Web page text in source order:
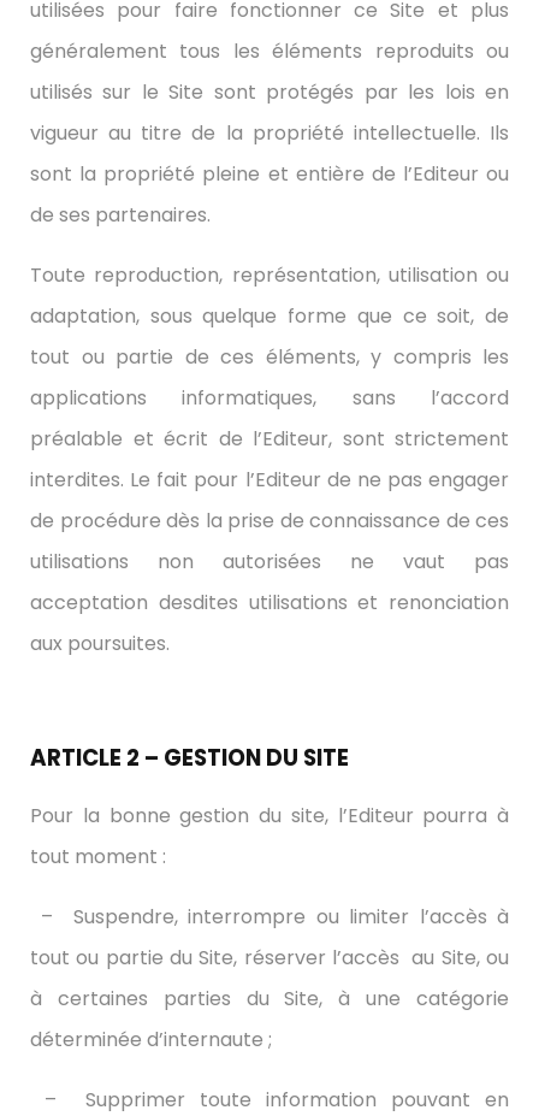
utilisées pour faire fonctionner ce Site et plus
généralement tous les éléments reproduits ou
utilisés sur le Site sont protégés par les lois en
vigueur au titre de la propriété intellectuelle. Ils
sont la propriété pleine et entière de l’Editeur ou
de ses partenaires.
Toute reproduction, représentation, utilisation ou
adaptation, sous quelque forme que ce soit, de
tout ou partie de ces éléments, y compris les
applications informatiques, sans l’accord
préalable et écrit de l’Editeur, sont strictement
interdites. Le fait pour l’Editeur de ne pas engager
de procédure dès la prise de connaissance de ces
utilisations non autorisées ne vaut pas
acceptation desdites utilisations et renonciation
aux poursuites.
ARTICLE 2 – GESTION DU SITE
Pour la bonne gestion du site, l’Editeur pourra à
tout moment :
– Suspendre, interrompre ou limiter l’accès à
tout ou partie du Site, réserver l’accès au Site, ou
à certaines parties du Site, à une catégorie
déterminée d’internaute ;
– Supprimer toute information pouvant en